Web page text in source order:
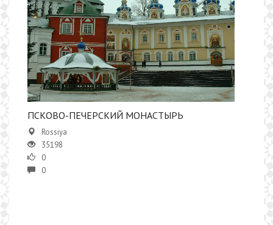
ПСКОВО-ПЕЧЕРСКИЙ МОНАСТЫРЬ
Rossiya
35198
0
0